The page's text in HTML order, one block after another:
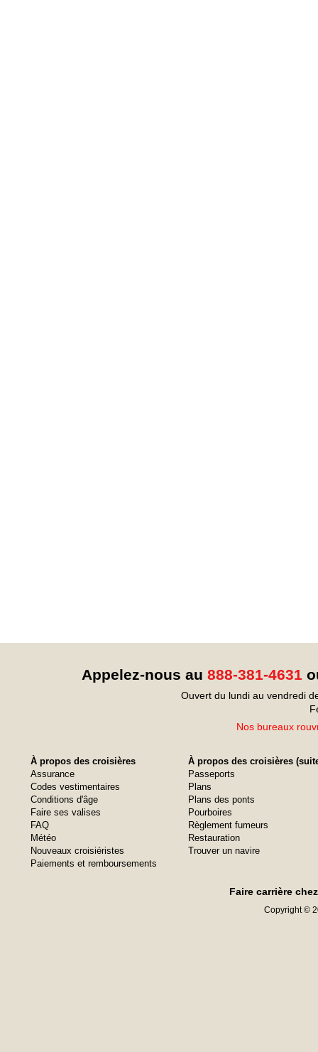
Appelez-nous au 888-381-4631
Ouvert du lundi au vendredi
Nos bureaux
À propos des croisières
Assurance
Codes vestimentaires
Conditions d'âge
Faire ses valises
FAQ
Météo
Nouveaux croisiéristes
Paiements et remboursements
À propos des croisières
Passeports
Plans
Plans des ponts
Pourboires
Règlement fumeurs
Restauration
Trouver un navire
Faire carrière
Copyright ©